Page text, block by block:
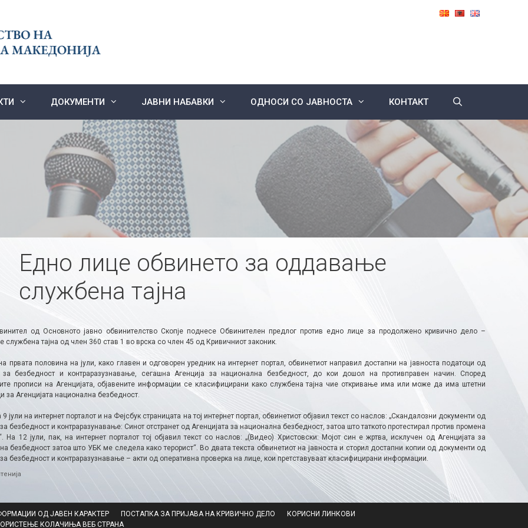
ДОКУМЕНТИ ЈАВНИ НАБАВКИ ОДНОСИ СО ЈАВНОСТА КОНТАКТ
Едно лице обвинето за оддавање
службена тајна
од Основното јавно обвинителство Скопје поднесе Обвинителен предлог против едно лице за продолжено кривично дело –
тајна од член 360 став 1 во врска со член 45 од Кривичниот законик.
првата половина на јули, како главен и одговорен уредник на интернет портал, обвинетиот направил достапни на јавноста податоци од
за безбедност и контраразузнавање, сегашна Агенција за национална безбедност, до кои дошол на противправен начин. Според
прописи на Агенцијата, објавените информации се класифицирани како службена тајна чие откривање има или може да има штетни
за Агенцијата национална безбедност.
јули на интернет порталот и на Фејсбук страницата на тој интернет портал, обвинетиот објавил текст со наслов: „Скандалозни документи од
безбедност и контраразунавање: Синот отстранет од Агенцијата за национална безбедност, затоа што таткото протестирал против промена
На 12 јули, пак, на интернет порталот тој објавил текст со наслов: „(Видео) Христовски: Мојот син е жртва, исклучен од Агенцијата за
безбедност затоа што УБК ме следела како терорист“. Во двата текста обвинетиот на јавноста и сторил достапни копии од документи од
безбедност и контраразузнавање – акти од оперативна проверка на лице, кои претставуваат класифицирани информации.
ОД ЈАВЕН КАРАКТЕР ПОСТАПКА ЗА ПРИЈАВА НА КРИВИЧНО ДЕЛО
КОРИСНИ ЛИНКОВИ
КОЛАЧИЊА ВЕБ СТРАНА